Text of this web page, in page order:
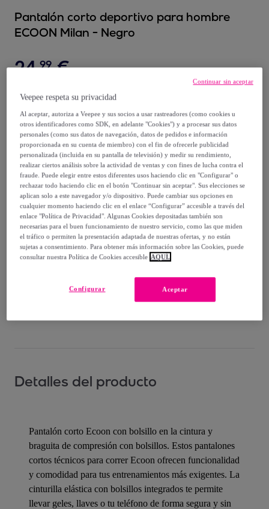
Pantalón corto deportivo para hombre
ECOON Milan - Negro
24,99 €
89, €
Vendido porDiseño de producto tecnico
Entrega
Entrega desde6,05 €
Gratis desde 66,55 € de compra
20/08
Detalles del producto
Pantalón corto Ecoon con bolsillo en la cintura y
braguita de compresión con bolsillos. Estos pantalones
cortos técnicos para correr Ecoon ofrecen funcionalidad
y comodidad para tus entrenamientos más exigentes. La
cinturilla elástica con bolsillos integrados te permite
llevar geles, llaves o tu teléfono de forma segura y sin
Veepee respeta su privacidad
Al aceptar, autoriza a Veepee y sus socios a usar rastreadores (como cookies u
otros identificadores como SDK, en adelante "Cookies") y a procesar sus datos
personales (como sus datos de navegación, datos de pedidos e información
proporcionada en su cuenta de miembro) con el fin de ofrecerle publicidad
personalizada (incluida en su pantalla de televisión) y medir su rendimiento,
realizar ciertos análisis sobre la actividad de ventas y con fines de lucha contra el
fraude. Puede elegir entre estos diferentes usos haciendo clic en "Configurar" o
rechazar todo haciendo clic en el botón "Continuar sin aceptar". Sus elecciones se
aplican solo a este navegador y/o dispositivo. Puede cambiar sus opciones en
cualquier momento haciendo clic en el enlace “Configurar” accesible a través del
enlace "Política de Privacidad". Algunas Cookies depositadas también son
necesarias para el buen funcionamiento de nuestro servicio, como las que miden
el tráfico o permiten la presentación adaptada de nuestras ofertas, y no están
sujetas a consentimiento. Para obtener más información sobre las Cookies, puede
consultar nuestra Política de Cookies accesible AQUÍ.
Aceptar
Configurar
Continuar sin aceptar